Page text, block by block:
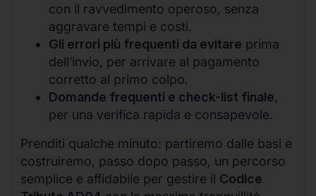
con il ravvedimento operoso, senza
aggravare tempi e costi.
Gli errori più frequenti da evitare prima
dell’invio, per arrivare al pagamento
corretto al primo colpo.
Domande frequenti e check-list finale,
per una verifica rapida e consapevole.
Prenditi qualche minuto: partiremo dalle basi e
costruiremo, passo dopo passo, un percorso
semplice e affidabile per gestire il Codice